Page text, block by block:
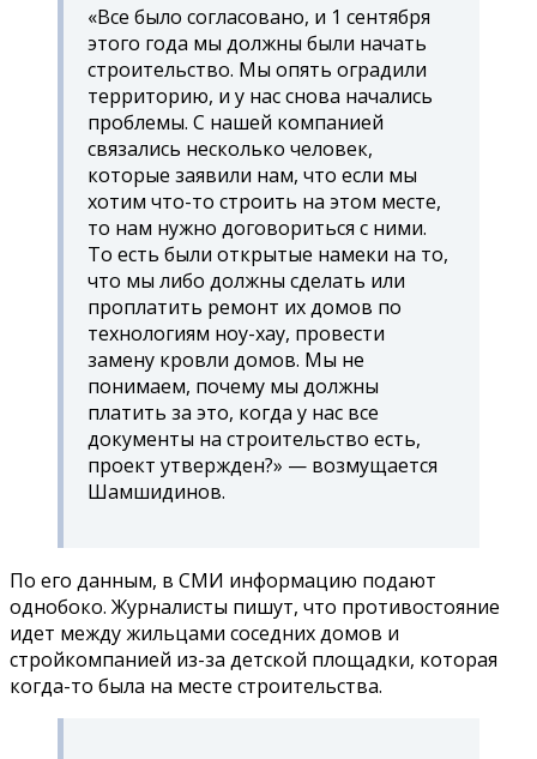
«Все было согласовано, и 1 сентября
этого года мы должны были начать
строительство. Мы опять оградили
территорию, и у нас снова начались
проблемы. С нашей компанией
связались несколько человек,
которые заявили нам, что если мы
хотим что-то строить на этом месте,
то нам нужно договориться с ними.
То есть были открытые намеки на то,
что мы либо должны сделать или
проплатить ремонт их домов по
технологиям ноу-хау, провести
замену кровли домов. Мы не
понимаем, почему мы должны
платить за это, когда у нас все
документы на строительство есть,
проект утвержден?» — возмущается
Шамшидинов.
По его данным, в СМИ информацию подают
однобоко. Журналисты пишут, что противостояние
идет между жильцами соседних домов и
стройкомпанией из-за детской площадки, которая
когда-то была на месте строительства.